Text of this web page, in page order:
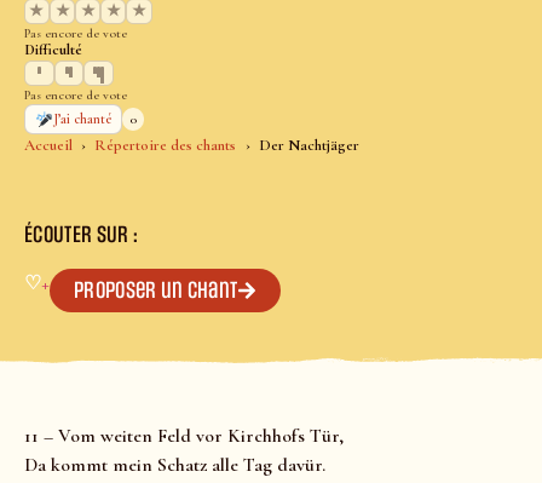
Accueil Répertoire des chants Der Nachtjäger
★
★ ★ ★ ★
Pas encore de vote
Difficulté
Pas encore de vote
J’ai chanté
0
ÉCOUTER SUR :
♡+ Proposer un chant
11 – Vom weiten Feld vor Kirchhofs Tür,
Da kommt mein Schatz alle Tag davür.